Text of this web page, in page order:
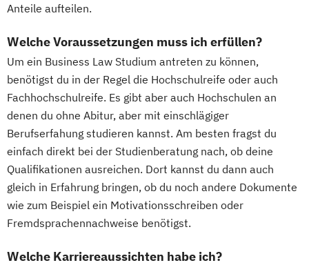
Anteile aufteilen.
Welche Voraussetzungen muss ich erfüllen?
Um ein Business Law Studium antreten zu können,
benötigst du in der Regel die Hochschulreife oder auch
Fachhochschulreife. Es gibt aber auch Hochschulen an
denen du ohne Abitur, aber mit einschlägiger
Berufserfahung studieren kannst. Am besten fragst du
einfach direkt bei der Studienberatung nach, ob deine
Qualifikationen ausreichen. Dort kannst du dann auch
gleich in Erfahrung bringen, ob du noch andere Dokumente
wie zum Beispiel ein Motivationsschreiben oder
Fremdsprachennachweise benötigst.
Welche Karriereaussichten habe ich?